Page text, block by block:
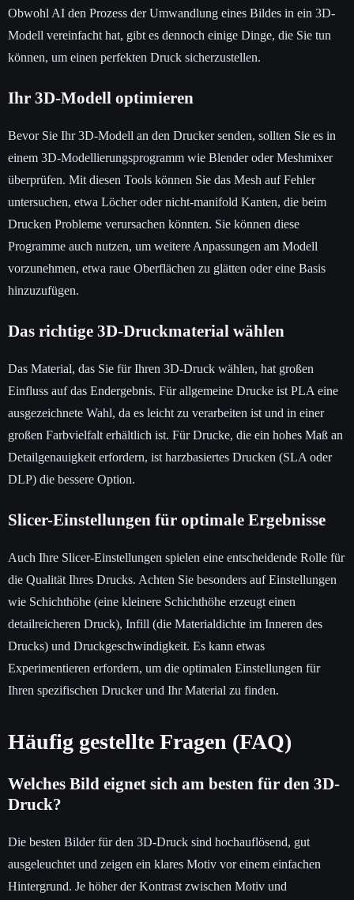
Obwohl AI den Prozess der Umwandlung eines Bildes in ein 3D-
Modell vereinfacht hat, gibt es dennoch einige Dinge, die Sie tun
können, um einen perfekten Druck sicherzustellen.
Ihr 3D-Modell optimieren
Bevor Sie Ihr 3D-Modell an den Drucker senden, sollten Sie es in
einem 3D-Modellierungsprogramm wie Blender oder Meshmixer
überprüfen. Mit diesen Tools können Sie das Mesh auf Fehler
untersuchen, etwa Löcher oder nicht-manifold Kanten, die beim
Drucken Probleme verursachen könnten. Sie können diese
Programme auch nutzen, um weitere Anpassungen am Modell
vorzunehmen, etwa raue Oberflächen zu glätten oder eine Basis
hinzuzufügen.
Das richtige 3D-Druckmaterial wählen
Das Material, das Sie für Ihren 3D-Druck wählen, hat großen
Einfluss auf das Endergebnis. Für allgemeine Drucke ist PLA eine
ausgezeichnete Wahl, da es leicht zu verarbeiten ist und in einer
großen Farbvielfalt erhältlich ist. Für Drucke, die ein hohes Maß an
Detailgenauigkeit erfordern, ist harzbasiertes Drucken (SLA oder
DLP) die bessere Option.
Slicer-Einstellungen für optimale Ergebnisse
Auch Ihre Slicer-Einstellungen spielen eine entscheidende Rolle für
die Qualität Ihres Drucks. Achten Sie besonders auf Einstellungen
wie Schichthöhe (eine kleinere Schichthöhe erzeugt einen
detailreicheren Druck), Infill (die Materialdichte im Inneren des
Drucks) und Druckgeschwindigkeit. Es kann etwas
Experimentieren erfordern, um die optimalen Einstellungen für
Ihren spezifischen Drucker und Ihr Material zu finden.
Häufig gestellte Fragen (FAQ)
Welches Bild eignet sich am besten für den 3D-
Druck?
Die besten Bilder für den 3D-Druck sind hochauflösend, gut
ausgeleuchtet und zeigen ein klares Motiv vor einem einfachen
Hintergrund. Je höher der Kontrast zwischen Motiv und